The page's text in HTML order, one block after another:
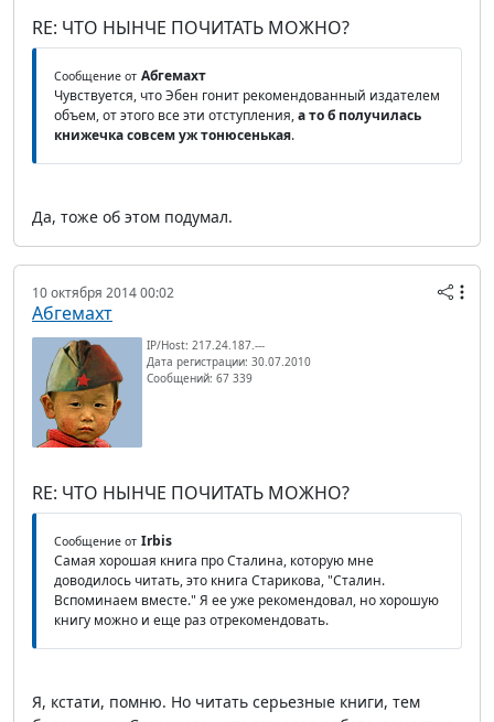
RE: ЧТО НЫНЧЕ ПОЧИТАТЬ МОЖНО?
Сообщение от Абгемахт
Чувствуется, что Эбен гонит рекомендованный издателем
объем, от этого все эти отступления,а то б получилась
книжечка совсем уж тонюсенькая.
Да, тоже об этом подумал.
10 октября 2014 00:02
Абгемахт
IP/Host: 217.24.187.---
Дата регистрации: 30.07.2010
Сообщений: 67 339
RE: ЧТО НЫНЧЕ ПОЧИТАТЬ МОЖНО?
Сообщение от Irbis
Самая хорошая книга про Сталина, которую мне
доводилось читать, это книга Старикова, "Сталин.
Вспоминаем вместе." Я ее уже рекомендовал, но хорошую
книгу можно и еще раз отрекомендовать.
Я, кстати, помню. Но читать серьезные книги, тем